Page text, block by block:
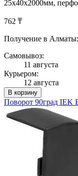
25х40х2000мм,
762 ₸
Получение в Алматы:
Самовывоз:
11 августа
Курьером:
12 августа
В корзину
Поворот 90град